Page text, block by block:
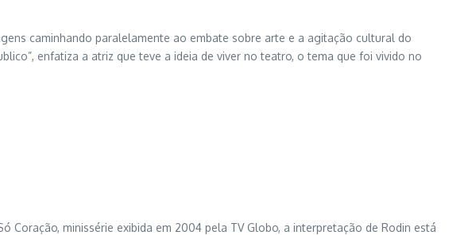
caminhando paralelamente ao embate sobre arte e a agitação cultural do
enfatiza a atriz que teve a ideia de viver no teatro, o tema que foi vivido no
minissérie exibida em 2004 pela TV Globo, a interpretação de Rodin está